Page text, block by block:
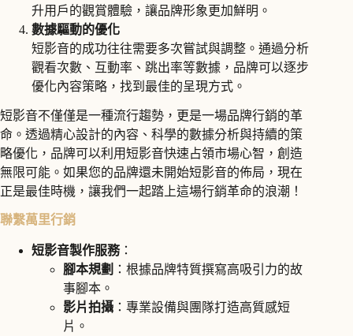
升用戶的觀賞體驗，讓品牌形象更加鮮明。
數據驅動的優化
短影音的成功往往需要多次嘗試與調整。通過分析
觀看次數、互動率、跳出率等數據，品牌可以逐步
優化內容策略，找到最佳的呈現方式。
短影音不僅僅是一種流行趨勢，更是一場品牌行銷的革
命。透過精心設計的內容、科學的數據分析與持續的策
略優化，品牌可以利用短影音快速占領市場心智，創造
無限可能。如果您的品牌還未開始短影音的佈局，現在
正是最佳時機，讓我們一起踏上這場行銷革命的浪潮！
聯繫萬里行銷
短影音製作服務：
腳本規劃 ：根據品牌特質撰寫高吸引力的故
事腳本。
影片拍攝 ：專業設備與團隊打造高質感短
片。